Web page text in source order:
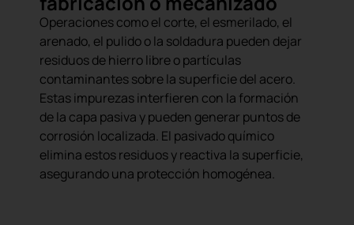
Operaciones como el corte, el esmerilado, el
arenado, el pulido o la soldadura pueden dejar
residuos de hierro libre o partículas
contaminantes sobre la superficie del acero.
Estas impurezas interfieren con la formación
de la capa pasiva y pueden generar puntos de
corrosión localizada. El pasivado químico
elimina estos residuos y reactiva la superficie,
asegurando una protección homogénea.